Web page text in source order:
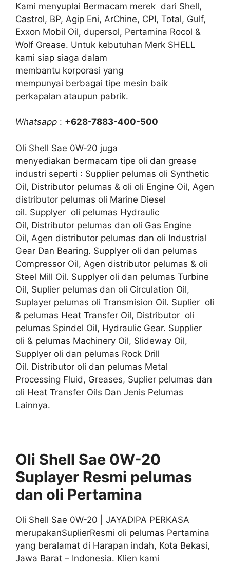
Kami menyuplai Bermacam merek dari Shell,
Castrol, BP, Agip Eni, ArChine, CPI, Total, Gulf,
Exxon Mobil Oil, dupersol, Pertamina Rocol &
Wolf Grease. Untuk kebutuhan Merk SHELL
kami siap siaga dalam
membantu korporasi yang
mempunyai berbagai tipe mesin baik
perkapalan ataupun pabrik.
Whatsapp : +628-7883-400-500
Oli Shell Sae 0W-20 juga
menyediakan bermacam tipe oli dan grease
industri seperti : Supplier pelumas oli Synthetic
Oil, Distributor pelumas & oli oli Engine Oil, Agen
distributor pelumas oli Marine Diesel
oil. Supplyer oli pelumas Hydraulic
Oil, Distributor pelumas dan oli Gas Engine
Oil, Agen distributor pelumas dan oli Industrial
Gear Dan Bearing. Supplyer oli dan pelumas
Compressor Oil, Agen distributor pelumas & oli
Steel Mill Oil. Supplyer oli dan pelumas Turbine
Oil, Suplier pelumas dan oli Circulation Oil,
Suplayer pelumas oli Transmision Oil. Suplier oli
& pelumas Heat Transfer Oil, Distributor oli
pelumas Spindel Oil, Hydraulic Gear. Supplier
oli & pelumas Machinery Oil, Slideway Oil,
Supplyer oli dan pelumas Rock Drill
Oil. Distributor oli dan pelumas Metal
Processing Fluid, Greases, Suplier pelumas dan
oli Heat Transfer Oils Dan Jenis Pelumas
Lainnya.
Oli Shell Sae 0W-20
Suplayer Resmi pelumas
dan oli Pertamina
Oli Shell Sae 0W-20 | JAYADIPA PERKASA
merupakanSuplierResmi oli pelumas Pertamina
yang beralamat di Harapan indah, Kota Bekasi,
Jawa Barat – Indonesia. Klien kami